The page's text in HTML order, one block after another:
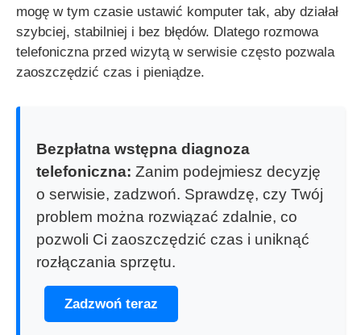
mogę w tym czasie ustawić komputer tak, aby działał
szybciej, stabilniej i bez błędów. Dlatego rozmowa
telefoniczna przed wizytą w serwisie często pozwala
zaoszczędzić czas i pieniądze.
Bezpłatna wstępna diagnoza
telefoniczna: Zanim podejmiesz decyzję
o serwisie, zadzwoń. Sprawdzę, czy Twój
problem można rozwiązać zdalnie, co
pozwoli Ci zaoszczędzić czas i uniknąć
rozłączania sprzętu.
Zadzwoń teraz